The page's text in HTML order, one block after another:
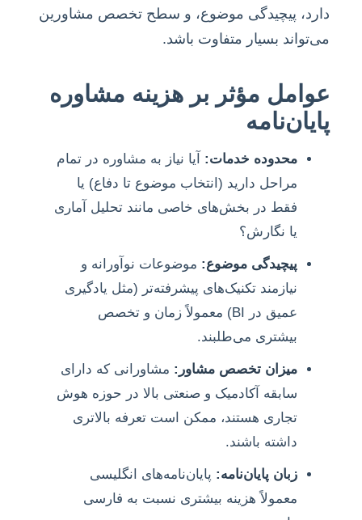
دارد، پیچیدگی موضوع، و سطح تخصص مشاورین
می‌تواند بسیار متفاوت باشد.
عوامل مؤثر بر هزینه مشاوره
پایان‌نامه
محدوده خدمات: آیا نیاز به مشاوره در تمام
مراحل دارید (انتخاب موضوع تا دفاع) یا
فقط در بخش‌های خاصی مانند تحلیل آماری
یا نگارش؟
پیچیدگی موضوع: موضوعات نوآورانه و
نیازمند تکنیک‌های پیشرفته‌تر (مثل یادگیری
عمیق در BI) معمولاً زمان و تخصص
بیشتری می‌طلبند.
میزان تخصص مشاور: مشاورانی که دارای
سابقه آکادمیک و صنعتی بالا در حوزه هوش
تجاری هستند، ممکن است تعرفه بالاتری
داشته باشند.
زبان پایان‌نامه: پایان‌نامه‌های انگلیسی
معمولاً هزینه بیشتری نسبت به فارسی